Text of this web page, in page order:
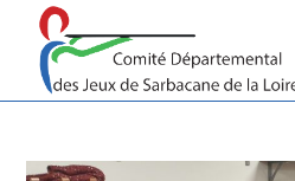
content